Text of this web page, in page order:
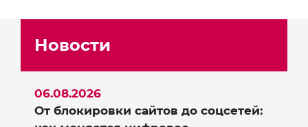
Новости
От блокировки сайтов до соцсетей:
06.08.2026